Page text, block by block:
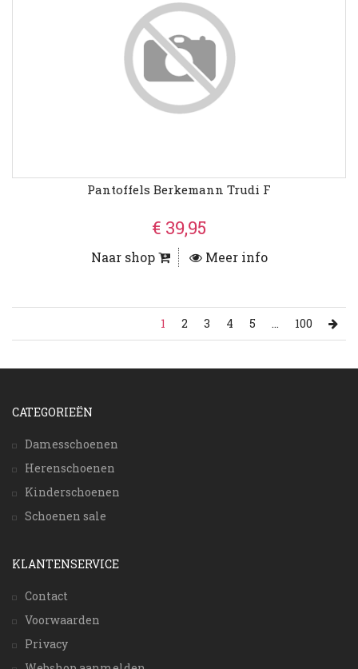
Pantoffels Berkemann Trudi F
€ 39,95
Naar shop Meer info
1 2 3 4 5 ... 100
CATEGORIEËN
Damesschoenen
Herenschoenen
Kinderschoenen
Schoenen sale
KLANTENSERVICE
Contact
Voorwaarden
Privacy